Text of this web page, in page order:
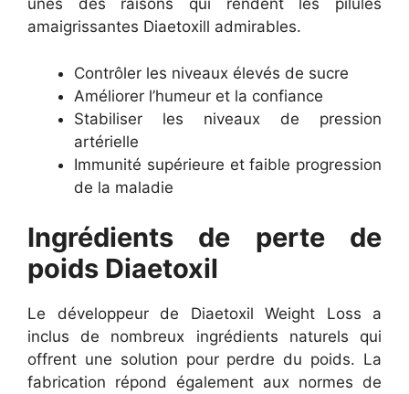
unes des raisons qui rendent les pilules
amaigrissantes Diaetoxill admirables.
Contrôler les niveaux élevés de sucre
Améliorer l’humeur et la confiance
Stabiliser les niveaux de pression
artérielle
Immunité supérieure et faible progression
de la maladie
Ingrédients de perte de
poids Diaetoxil
Le développeur de Diaetoxil Weight Loss a
inclus de nombreux ingrédients naturels qui
offrent une solution pour perdre du poids. La
fabrication répond également aux normes de